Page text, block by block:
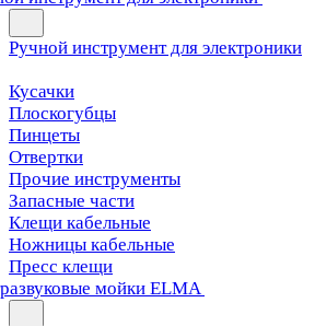
Ручной инструмент для электроники
Кусачки
Плоскогубцы
Пинцеты
Отвертки
Прочие инструменты
Запасные части
Клещи кабельные
Ножницы кабельные
Пресс клещи
мойки ELMA